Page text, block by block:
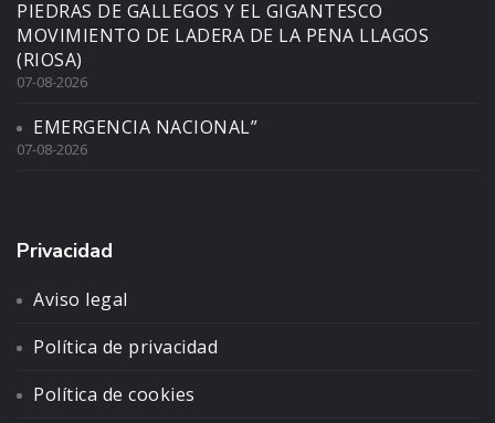
PIEDRAS DE GALLEGOS Y EL GIGANTESCO
MOVIMIENTO DE LADERA DE LA PENA LLAGOS
(RIOSA)
07-08-2026
EMERGENCIA NACIONAL”
07-08-2026
Privacidad
Aviso legal
Política de privacidad
Política de cookies